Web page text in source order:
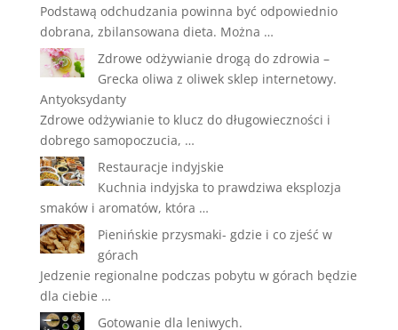
Podstawą odchudzania powinna być odpowiednio
dobrana, zbilansowana dieta. Można …
Zdrowe odżywianie drogą do zdrowia –
Grecka oliwa z oliwek sklep internetowy.
Antyoksydanty
Zdrowe odżywianie to klucz do długowieczności i
dobrego samopoczucia, …
Restauracje indyjskie
Kuchnia indyjska to prawdziwa eksplozja
smaków i aromatów, która …
Pienińskie przysmaki- gdzie i co zjeść w
górach
Jedzenie regionalne podczas pobytu w górach będzie
dla ciebie …
Gotowanie dla leniwych.